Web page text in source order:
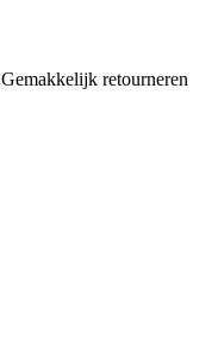
Gemakkelijk retourneren